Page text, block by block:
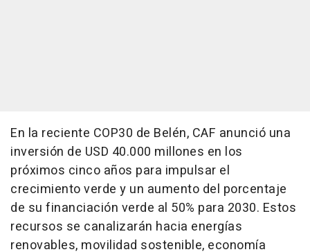
En la reciente COP30 de Belén, CAF anunció una
inversión de USD 40.000 millones en los
próximos cinco años para impulsar el
crecimiento verde y un aumento del porcentaje
de su financiación verde al 50% para 2030. Estos
recursos se canalizarán hacia energías
renovables, movilidad sostenible, economía